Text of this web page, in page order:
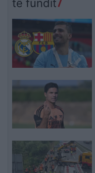
të fundit